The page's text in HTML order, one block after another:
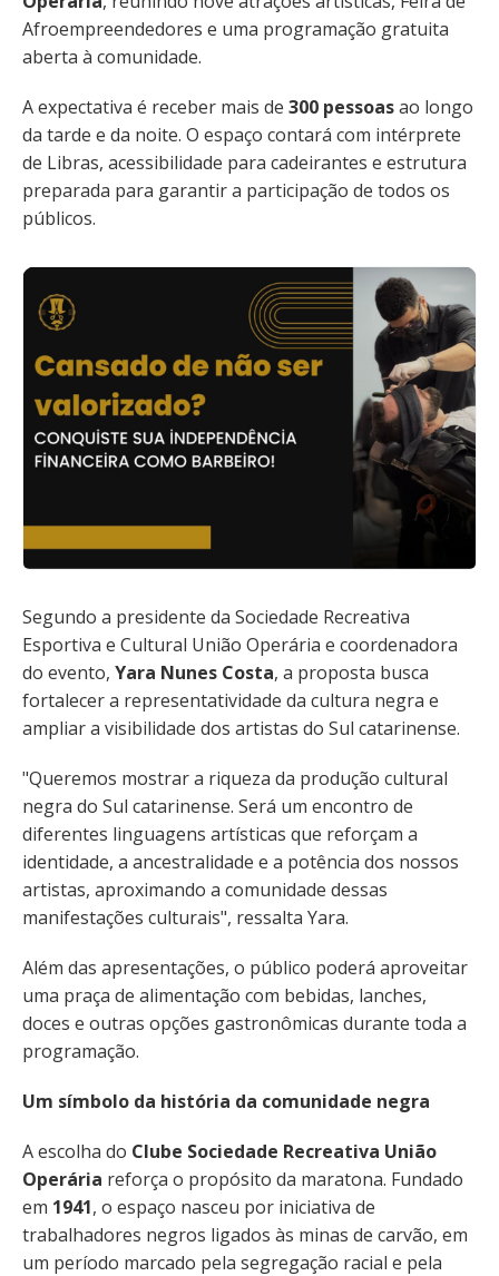
Afroempreendedores e uma programação gratuita
aberta à comunidade.
A expectativa é receber mais de 300 pessoasao longo
da tarde e da noite. O espaço contará com intérprete
de Libras, acessibilidade para cadeirantes e estrutura
preparada para garantir a participação de todos os
públicos.
Segundo a presidente da Sociedade Recreativa
Esportiva e Cultural União Operária e coordenadora
do evento, Yara Nunes Costa, a proposta busca
fortalecer a representatividade da cultura negra e
ampliar a visibilidade dos artistas do Sul catarinense.
"Queremos mostrar a riqueza da produção cultural
negra do Sul catarinense. Será um encontro de
diferentes linguagens artísticas que reforçam a
identidade, a ancestralidade e a potência dos nossos
artistas, aproximando a comunidade dessas
manifestações culturais", ressalta Yara.
Além das apresentações, o público poderá aproveitar
uma praça de alimentação com bebidas, lanches,
doces e outras opções gastronômicas durante toda a
programação.
Um símbolo da história da comunidade negra
A escolha do Clube Sociedade Recreativa União
Operária reforça o propósito da maratona. Fundado
em 1941, o espaço nasceu por iniciativa de
trabalhadores negros ligados às minas de carvão, em
um período marcado pela segregação racial e pela